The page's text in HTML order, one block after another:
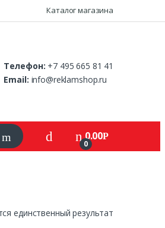
Каталог магазина
Телефон: +7 495 665 81 41
Email: info@reklamshop.ru
0
0.00Р
единственный результат